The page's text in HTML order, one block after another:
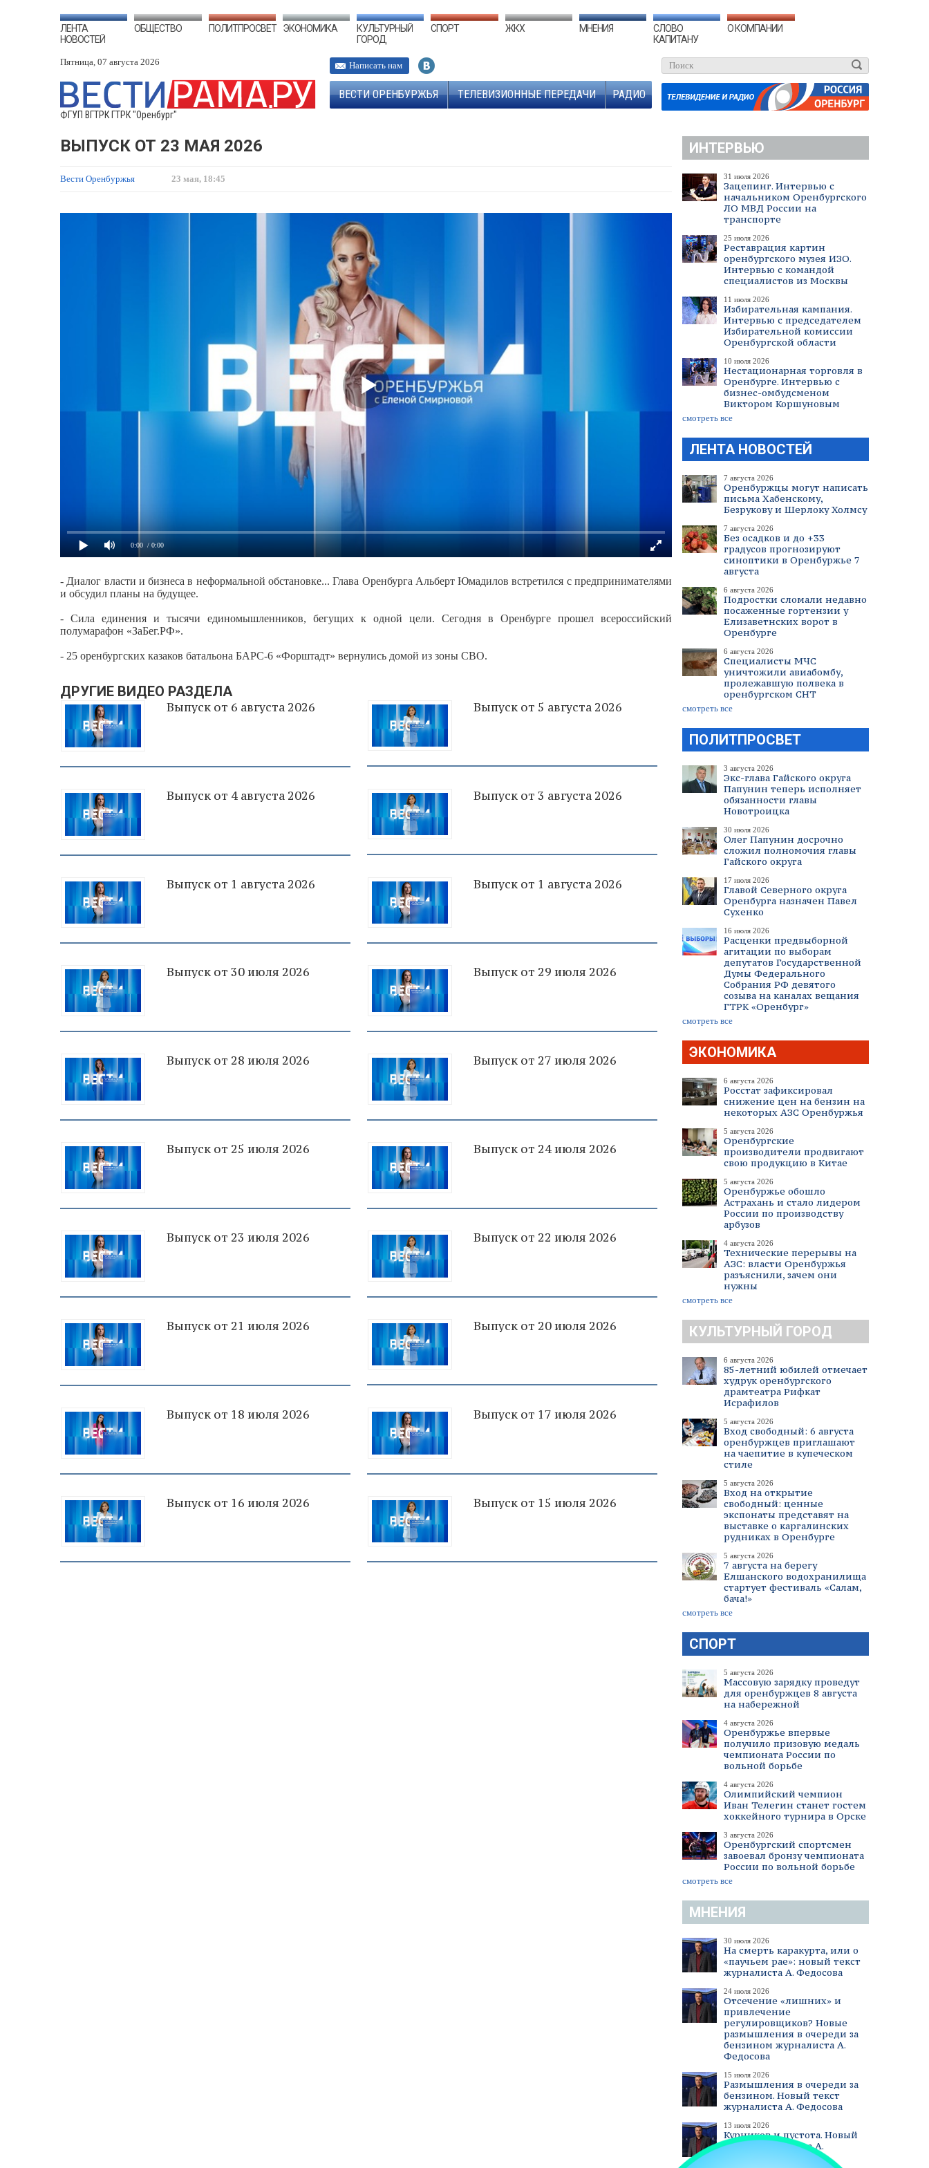
ЛЕНТА
НОВОСТЕЙ
ОБЩЕСТВО ПОЛИТПРОСВЕТ ЭКОНОМИКА
КУЛЬТУРНЫЙ
ГОРОД
СПОРТ ЖКХ МНЕНИЯ
СЛОВО
КАПИТАНУ
О КОМПАНИИ
Пятница, 07 августа 2026
ФГУП ВГТРК ГТРК "Оренбург"
Написать нам
ВЕСТИ ОРЕНБУРЖЬЯ ТЕЛЕВИЗИОННЫЕ ПЕРЕДАЧИ РАДИО
ИНТЕРВЬЮ
31 июля 2026
Зацепинг. Интервью с
начальником Оренбургского
ЛО МВД России на
транспорте
25 июля 2026
Реставрация картин
оренбургского музея ИЗО.
Интервью с командой
специалистов из Москвы
11 июля 2026
Избирательная кампания.
Интервью с председателем
Избирательной комиссии
Оренбургской области
10 июля 2026
Нестационарная торговля в
Оренбурге. Интервью с
бизнес-омбудсменом
Виктором Коршуновым
смотреть все
ЛЕНТА НОВОСТЕЙ
7 августа 2026
Оренбуржцы могут написать
письма Хабенскому,
Безрукову и Шерлоку Холмсу
7 августа 2026
Без осадков и до +33
градусов прогнозируют
синоптики в Оренбуржье 7
августа
6 августа 2026
Подростки сломали недавно
посаженные гортензии у
Елизаветнских ворот в
Оренбурге
6 августа 2026
Специалисты МЧС
уничтожили авиабомбу,
пролежавшую полвека в
оренбургском СНТ
смотреть все
ПОЛИТПРОСВЕТ
3 августа 2026
Экс-глава Гайского округа
Папунин теперь исполняет
обязанности главы
Новотроицка
30 июля 2026
Олег Папунин досрочно
сложил полномочия главы
Гайского округа
17 июля 2026
Главой Северного округа
Оренбурга назначен Павел
Сухенко
16 июля 2026
Расценки предвыборной
агитации по выборам
депутатов Государственной
Думы Федерального
Собрания РФ девятого
созыва на каналах вещания
ГТРК «Оренбург»
смотреть все
ЭКОНОМИКА
6 августа 2026
Росстат зафиксировал
снижение цен на бензин на
некоторых АЗС Оренбуржья
5 августа 2026
Оренбургские
производители продвигают
свою продукцию в Китае
5 августа 2026
Оренбуржье обошло
Астрахань и стало лидером
России по производству
арбузов
4 августа 2026
Технические перерывы на
АЗС: власти Оренбуржья
разъяснили, зачем они
нужны
смотреть все
КУЛЬТУРНЫЙ ГОРОД
6 августа 2026
85-летний юбилей отмечает
худрук оренбургского
драмтеатра Рифкат
Исрафилов
5 августа 2026
Вход свободный: 6 августа
оренбуржцев приглашают
на чаепитие в купеческом
стиле
5 августа 2026
Вход на открытие
свободный: ценные
экспонаты представят на
выставке о каргалинских
рудниках в Оренбурге
5 августа 2026
7 августа на берегу
Елшанского водохранилища
стартует фестиваль «Салам,
бача!»
смотреть все
СПОРТ
5 августа 2026
Массовую зарядку проведут
для оренбуржцев 8 августа
на набережной
4 августа 2026
Оренбуржье впервые
получило призовую медаль
чемпионата России по
вольной борьбе
4 августа 2026
Олимпийский чемпион
Иван Телегин станет гостем
хоккейного турнира в Орске
3 августа 2026
Оренбургский спортсмен
завоевал бронзу чемпионата
России по вольной борьбе
смотреть все
МНЕНИЯ
30 июля 2026
На смерть каракурта, или о
«паучьем рае»: новый текст
журналиста А. Федосова
24 июля 2026
Отсечение «лишних» и
привлечение
регулировщиков? Новые
размышления в очереди за
бензином журналиста А.
Федосова
15 июля 2026
Размышления в очереди за
бензином. Новый текст
журналиста А. Федосова
13 июля 2026
Курников и пустота. Новый
текст журналиста А.
ВЫПУСК ОТ 23 МАЯ 2026
Вести Оренбуржья 23 мая, 18:45
0:00 / 0:00
- Диалог власти и бизнеса в неформальной обстановке... Глава Оренбурга Альберт Юмадилов встретился с предпринимателями
и обсудил планы на будущее.
- Сила единения и тысячи единомышленников, бегущих к одной цели. Сегодня в Оренбурге прошел всероссийский
полумарафон «ЗаБег.РФ».
- 25 оренбургских казаков батальона БАРС-6 «Форштадт» вернулись домой из зоны СВО.
ДРУГИЕ ВИДЕО РАЗДЕЛА
Выпуск от 6 августа 2026 Выпуск от 5 августа 2026
Выпуск от 4 августа 2026 Выпуск от 3 августа 2026
Выпуск от 1 августа 2026 Выпуск от 1 августа 2026
Выпуск от 30 июля 2026 Выпуск от 29 июля 2026
Выпуск от 28 июля 2026 Выпуск от 27 июля 2026
Выпуск от 25 июля 2026 Выпуск от 24 июля 2026
Выпуск от 23 июля 2026 Выпуск от 22 июля 2026
Выпуск от 21 июля 2026 Выпуск от 20 июля 2026
Выпуск от 18 июля 2026 Выпуск от 17 июля 2026
Выпуск от 16 июля 2026 Выпуск от 15 июля 2026